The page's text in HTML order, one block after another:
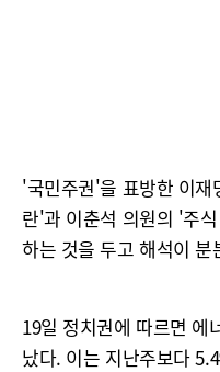
'국민주권'을 표방한 이재
란'과 이춘석 의원의 '주
하는 것을 두고 해석이 분
19일 정치권에 따르면 에
났다. 이는 지난주보다